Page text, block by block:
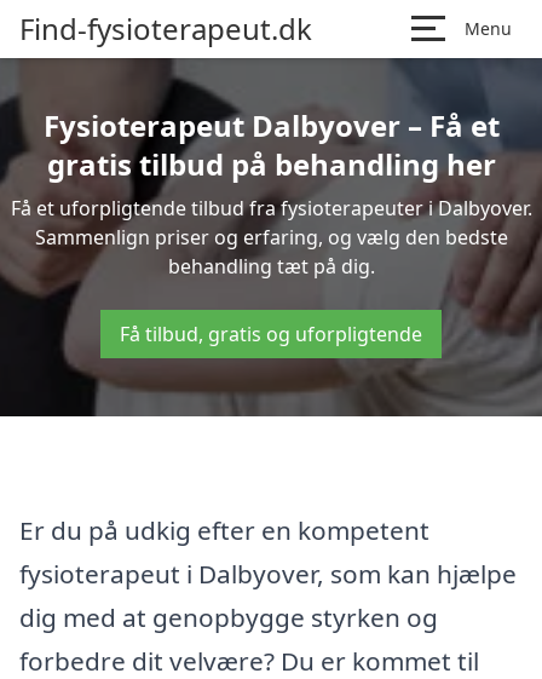
Find-fysioterapeut.dk Menu
Fysioterapeut Dalbyover – Få et
gratis tilbud på behandling her
Få et uforpligtende tilbud fra fysioterapeuter i Dalbyover.
Sammenlign priser og erfaring, og vælg den bedste
behandling tæt på dig.
Få tilbud, gratis og uforpligtende
Er du på udkig efter en kompetent
fysioterapeut i Dalbyover, som kan hjælpe
dig med at genopbygge styrken og
forbedre dit velvære? Du er kommet til